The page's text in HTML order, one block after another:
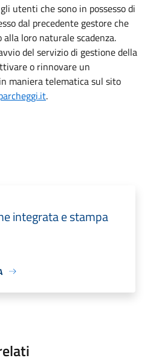
utenti che sono in possesso di
dal precedente gestore che
loro naturale scadenza.
del servizio di gestione della
o rinnovare un
maniera telematica sul sito
.
integrata e stampa